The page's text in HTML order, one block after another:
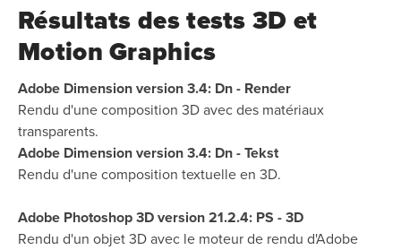
Résultats des tests 3D et
Motion Graphics
Adobe Dimension version 3.4: Dn - Render
Rendu d'une composition 3D avec des matériaux
transparents.
Adobe Dimension version 3.4: Dn - Tekst
Rendu d'une composition textuelle en 3D.
Adobe Photoshop 3D version 21.2.4: PS - 3D
Rendu d'un objet 3D avec le moteur de rendu d'Adobe